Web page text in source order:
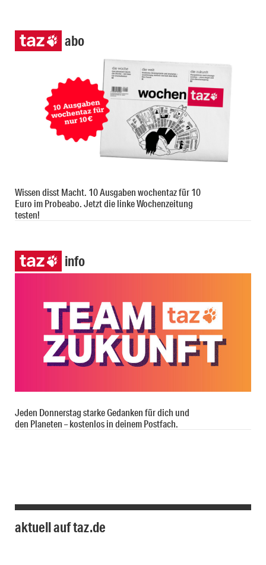
abo
Wissen disst Macht. 10 Ausgaben wochentaz für 10
Euro im Probeabo. Jetzt die linke Wochenzeitung
testen!
info
Jeden Donnerstag starke Gedanken für dich und
den Planeten – kostenlos in deinem Postfach.
aktuell auf taz.de